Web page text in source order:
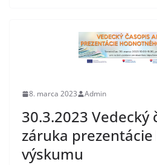
8. marca 2023 Admin
30.3.2023 Vedecký
záruka
výskumu